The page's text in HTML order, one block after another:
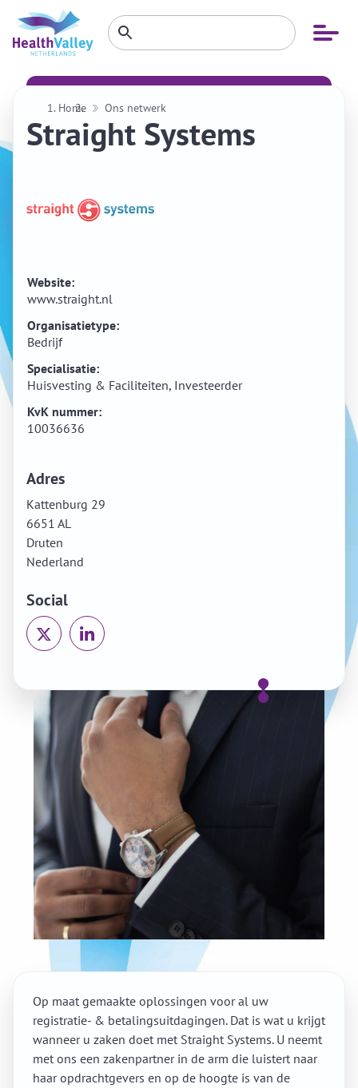
Open
menu
Zoeken
binnenZoeken
Home Ons netwerk
Straight Systems
Website:
www.straight.nl
Organisatietype:
Bedrijf
Specialisatie:
Huisvesting & Faciliteiten, Investeerder
KvK nummer:
10036636
Adres
Kattenburg 29
6651 AL
Druten
Nederland
Social
Op maat gemaakte oplossingen voor al uw
registratie- & betalingsuitdagingen. Dat is wat u krijgt
wanneer u zaken doet met Straight Systems. U neemt
met ons een zakenpartner in de arm die luistert naar
haar opdrachtgevers en op de hoogte is van de